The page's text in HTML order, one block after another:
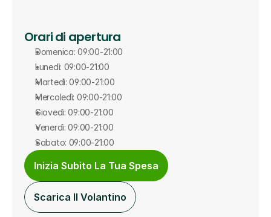
Orari di apertura
Domenica: 09:00-21:00
Lunedì: 09:00-21:00
Martedì: 09:00-21:00
Mercoledì: 09:00-21:00
Giovedì: 09:00-21:00
Venerdì: 09:00-21:00
Sabato: 09:00-21:00
Inizia Subito La Tua Spesa
Scarica Il Volantino